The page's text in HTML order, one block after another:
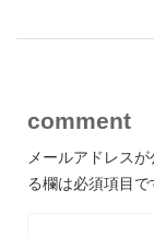
comment
メールアドレス
る欄は必須項目で